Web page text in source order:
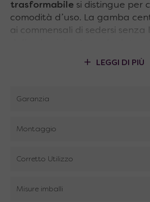
trasformabile si distingue per
comodità d’uso. La gamba
ai commensali di sedersi senza
sollevato ed
movimentare nello spazio il
LEGGI DI PIÙ
Garanzia
Montaggio
Corretto Utilizzo
Misure imballi